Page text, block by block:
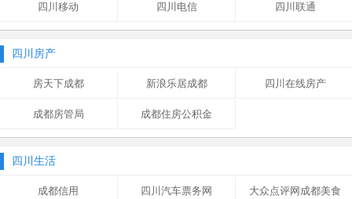
四川移动 四川电信 四川联通
四川房产
房天下成都 新浪乐居成都 四川在线房产
成都房管局 成都住房公积金
四川生活
成都信用 四川汽车票务网 大众点评网成都美食